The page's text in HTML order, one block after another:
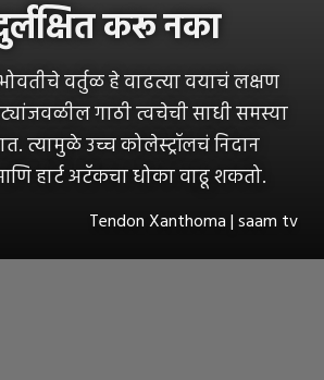
करू नका
वर्तुळ हे वाढत्या वयाचं लक्षण
गाठी त्वचेची साधी समस्या
त्यामुळे उच्च कोलेस्ट्रॉलचं निदान
हार्ट अटॅकचा धोका वाढू शकतो.
Tendon Xanthoma | saam tv